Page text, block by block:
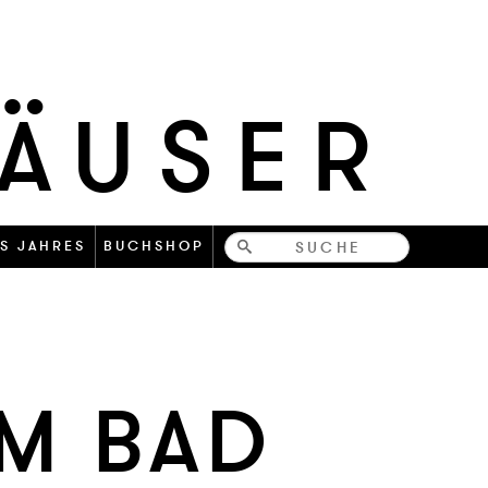
JAHRES BUCHSHOP Bücher-
BAD